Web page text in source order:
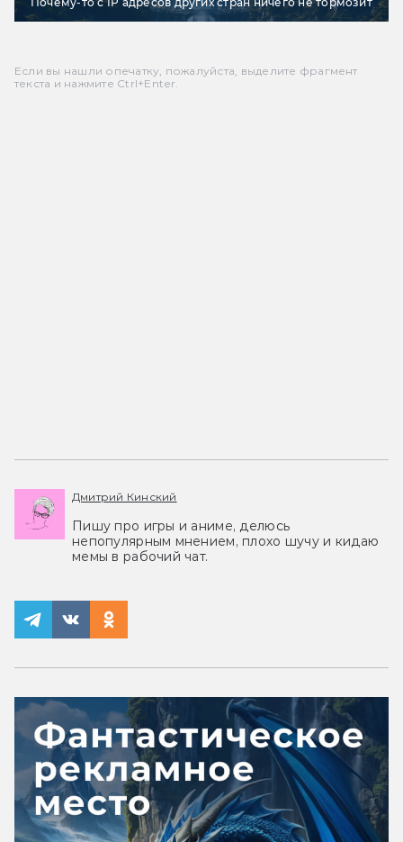
Если вы нашли опечатку, пожалуйста, выделите фрагмент
текста и нажмите Ctrl+Enter.
Дмитрий Кинский
Пишу про игры и аниме, делюсь
непопулярным мнением, плохо шучу и кидаю
мемы в рабочий чат.